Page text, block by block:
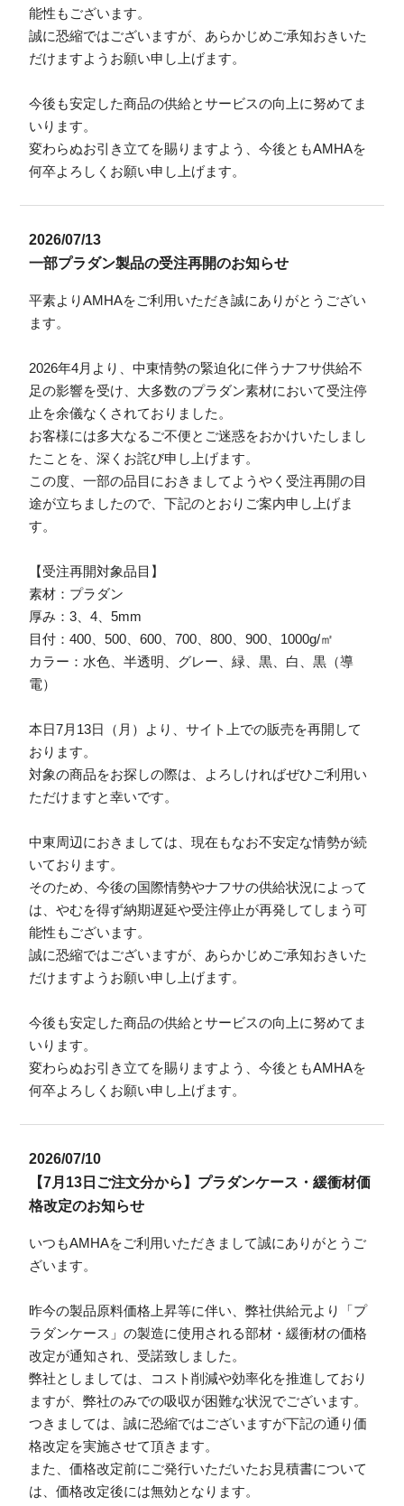
能性もございます。
誠に恐縮ではございますが、あらかじめご承知おきいた
だけますようお願い申し上げます。
今後も安定した商品の供給とサービスの向上に努めてま
いります。
変わらぬお引き立てを賜りますよう、今後ともAMHAを
何卒よろしくお願い申し上げます。
2026/07/13
一部プラダン製品の受注再開のお知らせ
平素よりAMHAをご利用いただき誠にありがとうござい
ます。
2026年4月より、中東情勢の緊迫化に伴うナフサ供給不
足の影響を受け、大多数のプラダン素材において受注停
止を余儀なくされておりました。
お客様には多大なるご不便とご迷惑をおかけいたしまし
たことを、深くお詫び申し上げます。
この度、一部の品目におきましてようやく受注再開の目
途が立ちましたので、下記のとおりご案内申し上げま
す。
【受注再開対象品目】
素材：プラダン
厚み：3、4、5mm
目付：400、500、600、700、800、900、1000g/㎡
カラー：水色、半透明、グレー、緑、黒、白、黒（導
電）
本日7月13日（月）より、サイト上での販売を再開して
おります。
対象の商品をお探しの際は、よろしければぜひご利用い
ただけますと幸いです。
中東周辺におきましては、現在もなお不安定な情勢が続
いております。
そのため、今後の国際情勢やナフサの供給状況によって
は、やむを得ず納期遅延や受注停止が再発してしまう可
能性もございます。
誠に恐縮ではございますが、あらかじめご承知おきいた
だけますようお願い申し上げます。
今後も安定した商品の供給とサービスの向上に努めてま
いります。
変わらぬお引き立てを賜りますよう、今後ともAMHAを
何卒よろしくお願い申し上げます。
2026/07/10
【7月13日ご注文分から】プラダンケース・緩衝材価
格改定のお知らせ
いつもAMHAをご利用いただきまして誠にありがとうご
ざいます。
昨今の製品原料価格上昇等に伴い、弊社供給元より「プ
ラダンケース」の製造に使用される部材・緩衝材の価格
改定が通知され、受諾致しました。
弊社としましては、コスト削減や効率化を推進しており
ますが、弊社のみでの吸収が困難な状況でございます。
つきましては、誠に恐縮ではございますが下記の通り価
格改定を実施させて頂きます。
また、価格改定前にご発行いただいたお見積書について
は、価格改定後には無効となります。